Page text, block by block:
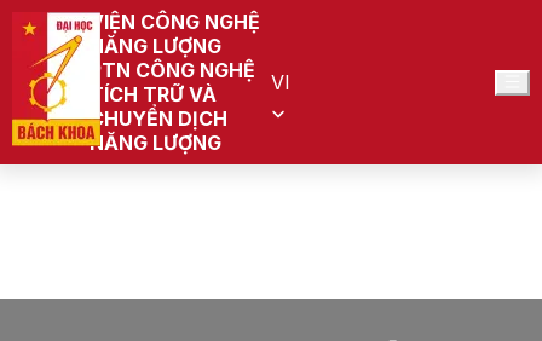
VIỆN CÔNG NGHỆ
NĂNG LƯỢNG
PTN CÔNG NGHỆ
TÍCH TRỮ VÀ
CHUYỂN DỊCH
NĂNG LƯỢNG
VI